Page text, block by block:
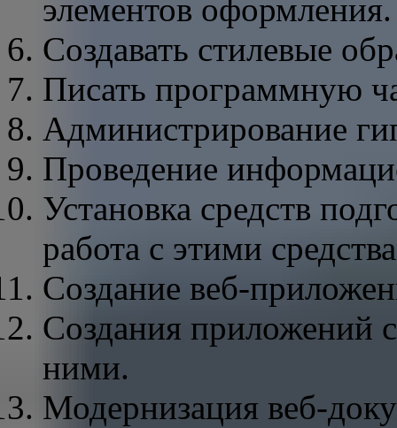
элементов оформления.
Создавать стилевые
Писать программную
Администрирование
Проведение
Установка средств
работа с этими
Создание веб-
Создания приложений
ними.
Модернизация веб-